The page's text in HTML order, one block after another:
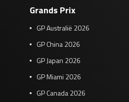
Grands Prix
GP Australië 2026
GP China 2026
GP Japan 2026
GP Miami 2026
GP Canada 2026